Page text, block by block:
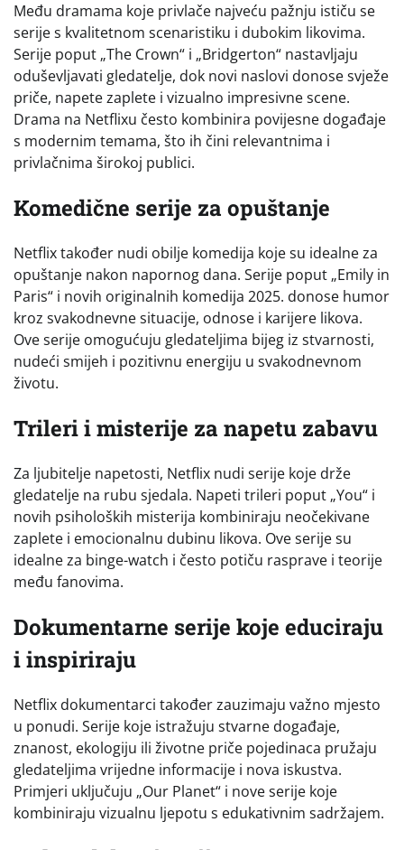
Među dramama koje privlače najveću pažnju ističu se
serije s kvalitetnom scenaristiku i dubokim likovima.
Serije poput „The Crown“ i „Bridgerton“ nastavljaju
oduševljavati gledatelje, dok novi naslovi donose svježe
priče, napete zaplete i vizualno impresivne scene.
Drama na Netflixu često kombinira povijesne događaje
s modernim temama, što ih čini relevantnima i
privlačnima širokoj publici.
Komedične serije za opuštanje
Netflix također nudi obilje komedija koje su idealne za
opuštanje nakon napornog dana. Serije poput „Emily in
Paris“ i novih originalnih komedija 2025. donose humor
kroz svakodnevne situacije, odnose i karijere likova.
Ove serije omogućuju gledateljima bijeg iz stvarnosti,
nudeći smijeh i pozitivnu energiju u svakodnevnom
životu.
Trileri i misterije za napetu zabavu
Za ljubitelje napetosti, Netflix nudi serije koje drže
gledatelje na rubu sjedala. Napeti trileri poput „You“ i
novih psiholoških misterija kombiniraju neočekivane
zaplete i emocionalnu dubinu likova. Ove serije su
idealne za binge-watch i često potiču rasprave i teorije
među fanovima.
Dokumentarne serije koje educiraju
i inspiriraju
Netflix dokumentarci također zauzimaju važno mjesto
u ponudi. Serije koje istražuju stvarne događaje,
znanost, ekologiju ili životne priče pojedinaca pružaju
gledateljima vrijedne informacije i nova iskustva.
Primjeri uključuju „Our Planet“ i nove serije koje
kombiniraju vizualnu ljepotu s edukativnim sadržajem.